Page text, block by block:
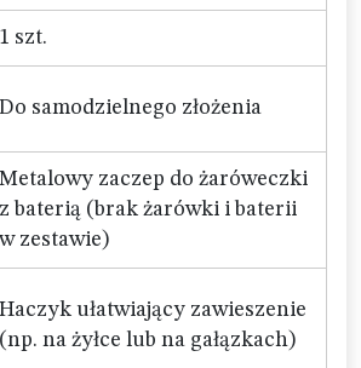
1 szt.
Do samodzielnego złożenia
Metalowy zaczep do żaróweczki
z baterią (brak żarówki i baterii
w zestawie)
Haczyk ułatwiający zawieszenie
(np. na żyłce lub na gałązkach)